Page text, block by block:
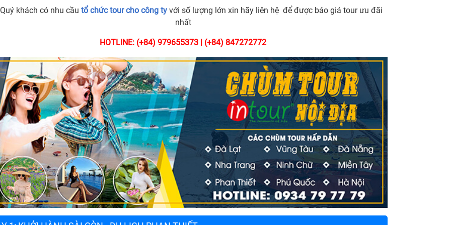
khách có nhu cầu tổ chức tour cho công tyvới số lượng lớn xin hãy liên hệ để được báo giá tour ưu đãi
nhất
HOTLINE: (+84) 979655373 | (+84) 847272772